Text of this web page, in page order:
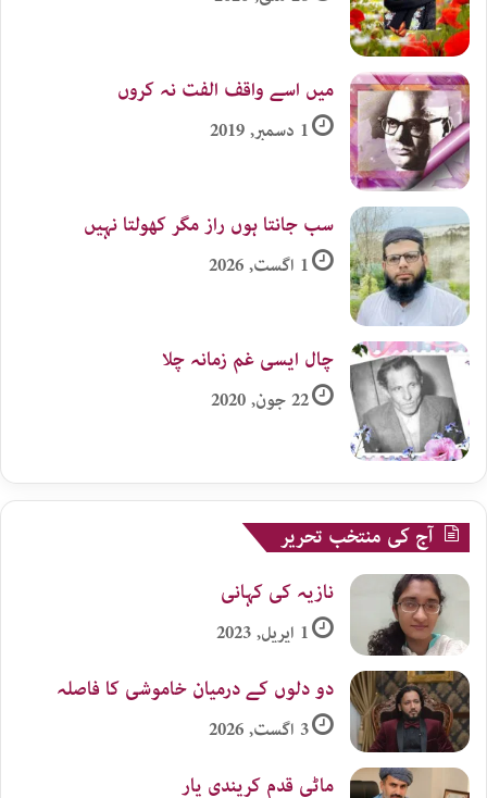
میں اسے واقف الفت نہ کروں
1 دسمبر, 2019
سب جانتا ہوں راز مگر کھولتا نہیں
1 اگست, 2026
چال ایسی غم زمانہ چلا
22 جون, 2020
آج کی منتخب تحریر
نازیہ کی کہانی
1 اپریل, 2023
دو دلوں کے درمیان خاموشی کا فاصلہ
3 اگست, 2026
ماٹی قدم کریندی یار